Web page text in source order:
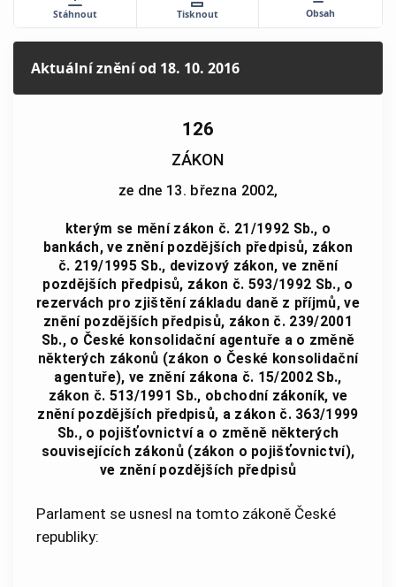
Stáhnout Tisknout Obsah
Aktuální zněníod 18. 10. 2016
126
ZÁKON
ze dne 13. března 2002,
kterým se mění zákon č. 21/1992 Sb., o
bankách, ve znění pozdějších předpisů, zákon
č. 219/1995 Sb., devizový zákon, ve znění
pozdějších předpisů, zákon č. 593/1992 Sb., o
rezervách pro zjištění základu daně z příjmů, ve
znění pozdějších předpisů, zákon č. 239/2001
Sb., o České konsolidační agentuře a o změně
některých zákonů (zákon o České konsolidační
agentuře), ve znění zákona č. 15/2002 Sb.,
zákon č. 513/1991 Sb., obchodní zákoník, ve
znění pozdějších předpisů, a zákon č. 363/1999
Sb., o pojišťovnictví a o změně některých
souvisejících zákonů (zákon o pojišťovnictví),
ve znění pozdějších předpisů
Parlament se usnesl na tomto zákoně České
republiky: